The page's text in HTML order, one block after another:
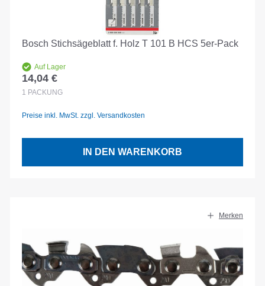
Bosch Stichsägeblatt f. Holz T 101 B HCS 5er-Pack
Auf Lager
Regulärer Preis:
14,04 €
1 PACKUNG
Preise inkl. MwSt. zzgl. Versandkosten
IN DEN WARENKORB
Merken